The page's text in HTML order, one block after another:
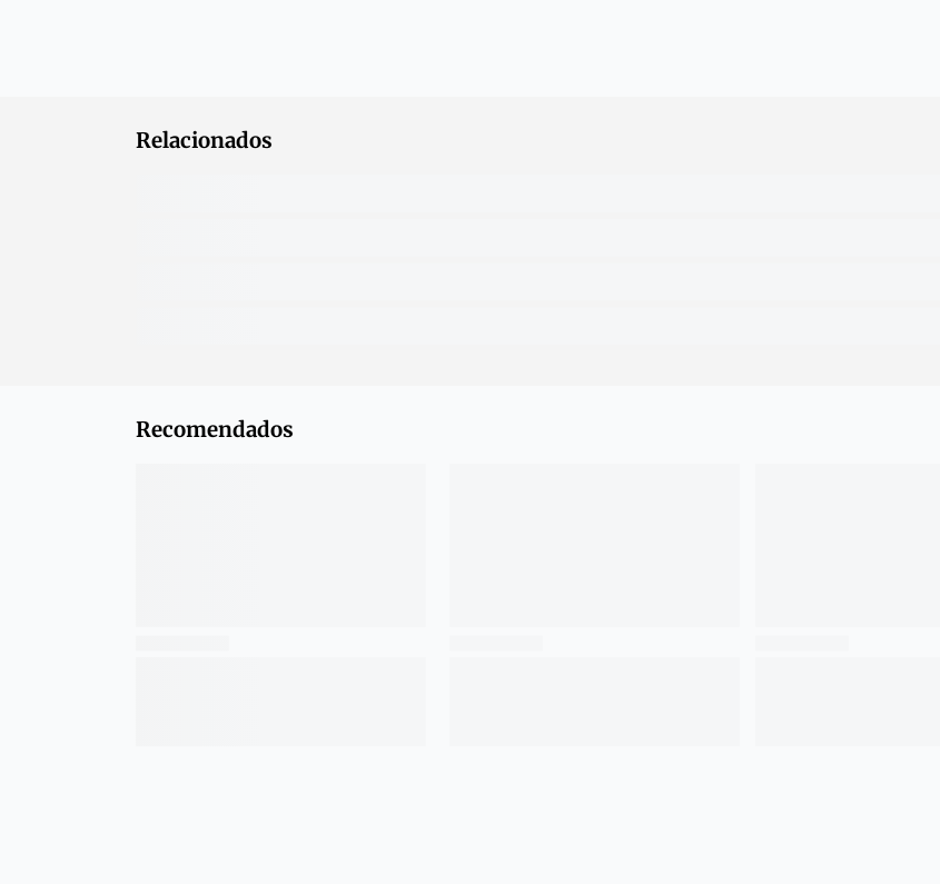
Relacionados
Recomendados